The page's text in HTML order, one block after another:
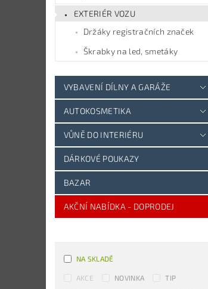
EXTERIÉR VOZU
Držáky registračních značek
Škrabky na led, smetáky
VYBAVENÍ DÍLNY A GARÁŽE
AUTOKOSMETIKA
VŮNĚ DO INTERIÉRU
DÁRKOVÉ POUKAZY
BAZAR
AKČNÍ NABÍDKA - DOPRODEJ
NA SKLADĚ
AKCE NOVINKA TIP